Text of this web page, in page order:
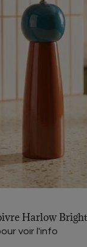
Harlow
voir l'info